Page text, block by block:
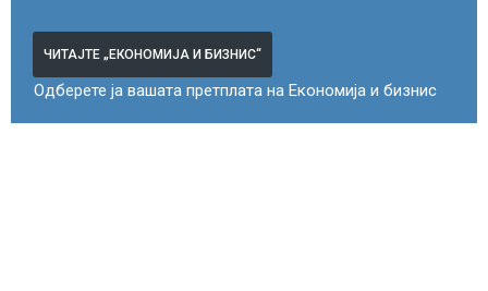
ЧИТАЈТЕ „ЕКОНОМИЈА И БИЗНИС“
Одберете ја вашата претплата на Економија и бизнис